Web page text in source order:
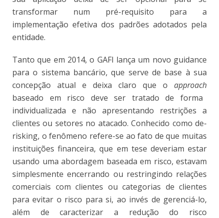
transformar num pré-requisito para a
implementação efetiva dos padrões adotados pela
entidade.
Tanto que em 2014, o GAFI lança um novo guidance
para o sistema bancário, que serve de base à sua
concepção atual e deixa claro que o approach
baseado em risco deve ser tratado de forma
individualizada e não apresentando restrições a
clientes ou setores no atacado. Conhecido como de-
risking, o fenômeno refere-se ao fato de que muitas
instituições financeira, que em tese deveriam estar
usando uma abordagem baseada em risco, estavam
simplesmente encerrando ou restringindo relações
comerciais com clientes ou categorias de clientes
para evitar o risco para si, ao invés de gerenciá-lo,
além de caracterizar a redução do risco